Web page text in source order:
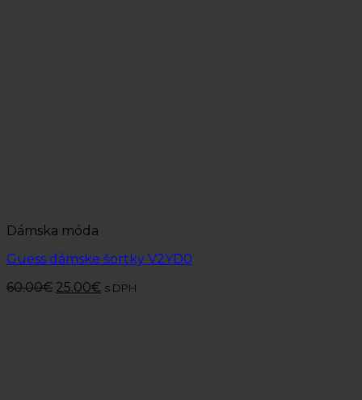
Dámska móda
Guess dámske šortky V2YD0
60.00€ 25.00€ s DPH